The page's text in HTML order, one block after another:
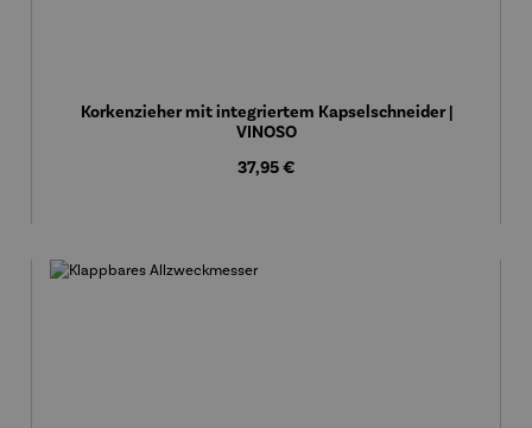
Korkenzieher mit integriertem Kapselschneider |
VINOSO
Regulärer Preis:
37,95 €